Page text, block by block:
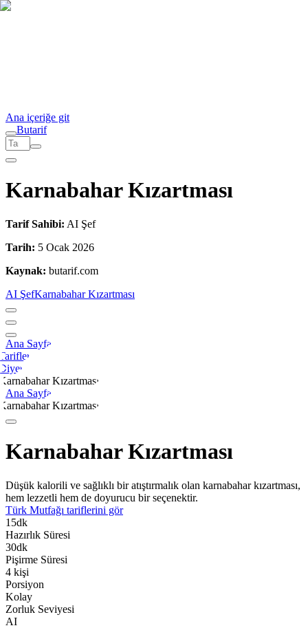
Ana içeriğe git
Butarif
Karnabahar Kızartması
Tarif Sahibi: AI Şef
Tarih: 5 Ocak 2026
Kaynak: butarif.com
AI ŞefKarnabahar Kızartması
Ana Sayfa
Kızartması
Ana Sayfa
Kızartması
Karnabahar Kızartması
Düşük kalorili ve sağlıklı bir atıştırmalık olan karnabahar kızartması,
hem lezzetli hem de doyurucu bir seçenektir.
Türk Mutfağı tariflerini gör
15dk
Hazırlık Süresi
30dk
Pişirme Süresi
4 kişi
Porsiyon
Kolay
Zorluk Seviyesi
AI